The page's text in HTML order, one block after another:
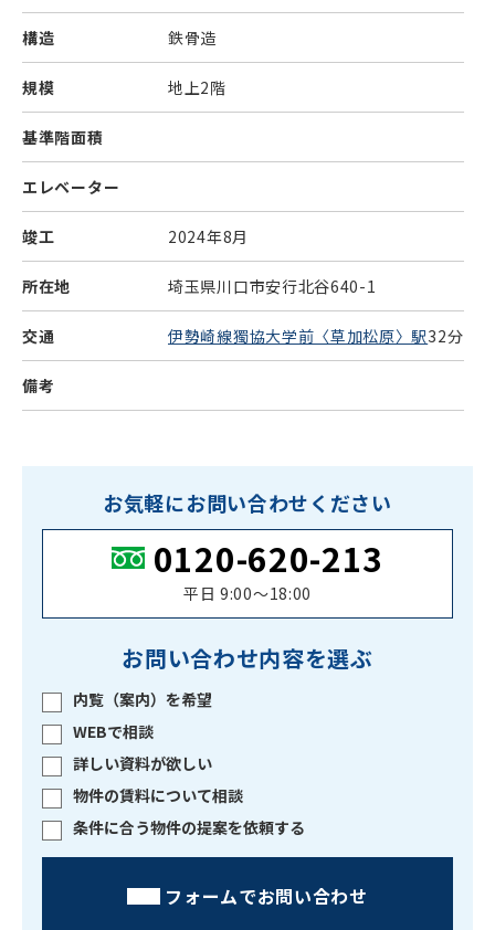
構造 鉄骨造
規模 地上2階
基準階面積
エレベーター
竣工 2024年8月
所在地 埼玉県川口市安行北谷640-1
交通 伊勢崎線獨協大学前〈草加松原〉駅32分
備考
お気軽にお問い合わせください
0120-620-213
平日 9:00〜18:00
お問い合わせ内容を選ぶ
内覧（案内）を希望
WEBで相談
詳しい資料が欲しい
物件の賃料について相談
条件に合う物件の提案を依頼する
フォームでお問い合わせ